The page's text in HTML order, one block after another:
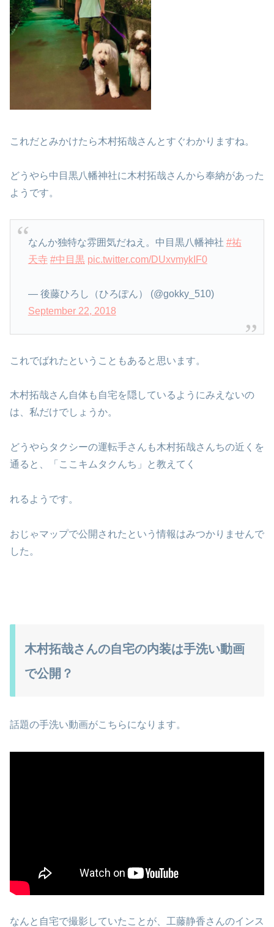
これだとみかけたら木村拓哉さんとすぐわかりますね。
どうやら中目黒八幡神社に木村拓哉さんから奉納があった
ようです。
なんか独特な雰囲気だねえ。中目黒八幡神社 #祐
天寺 #中目黒 pic.twitter.com/DUxvmykIF0
— 後藤ひろし（ひろぽん） (@gokky_510)
September 22, 2018
これでばれたということもあると思います。
木村拓哉さん自体も自宅を隠しているようにみえないの
は、私だけでしょうか。
どうやらタクシーの運転手さんも木村拓哉さんちの近くを
通ると、「ここキムタクんち」と教えてく
れるようです。
おじゃマップで公開されたという情報はみつかりませんで
した。
木村拓哉さんの自宅の内装は手洗い動画
で公開？
話題の手洗い動画がこちらになります。
なんと自宅で撮影していたことが、工藤静香さんのインス